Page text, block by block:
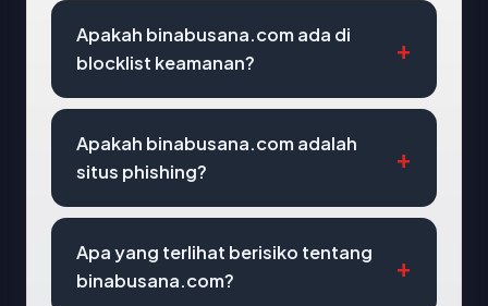
Apakah binabusana.com ada di
blocklist keamanan?
Apakah binabusana.com adalah
situs phishing?
Apa yang terlihat berisiko tentang
binabusana.com?